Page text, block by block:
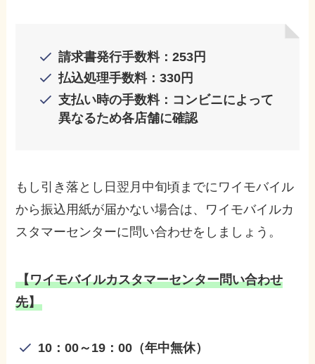
請求書発行手数料：253円
払込処理手数料：330円
支払い時の手数料：コンビニによって
異なるため各店舗に確認
もし引き落とし日翌月中旬頃までにワイモバイル
から振込用紙が届かない場合は、ワイモバイルカ
スタマーセンターに問い合わせをしましょう。
【ワイモバイルカスタマーセンター問い合わせ
先】
10：00～19：00（年中無休）